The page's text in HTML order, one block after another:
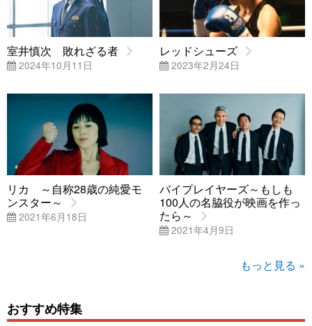
室井慎次 敗れざる者
2024年10月11日
レッドシューズ
2023年2月24日
リカ ～自称28歳の純愛モ
ンスター～
2021年6月18日
バイプレイヤーズ～もしも
100人の名脇役が映画を作っ
たら～
2021年4月9日
もっと見る »
おすすめ特集